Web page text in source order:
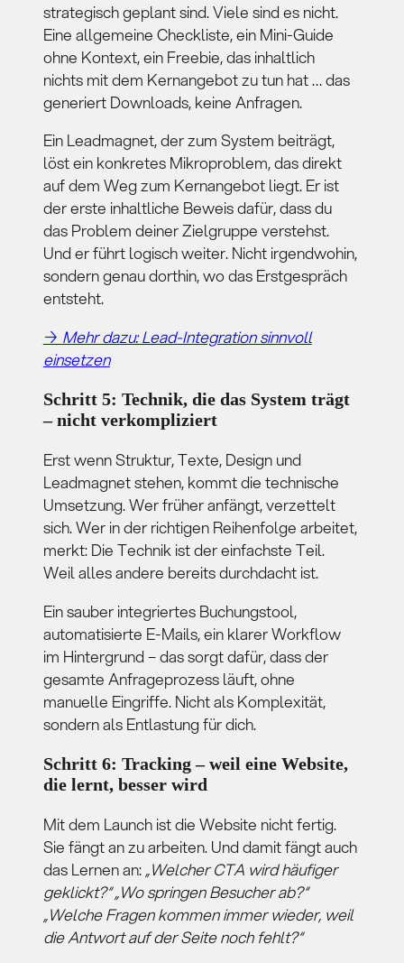
strategisch geplant sind. Viele sind es nicht.
Eine allgemeine Checkliste, ein Mini-Guide
ohne Kontext, ein Freebie, das inhaltlich
nichts mit dem Kernangebot zu tun hat … das
generiert Downloads, keine Anfragen.
Ein Leadmagnet, der zum System beiträgt,
löst ein konkretes Mikroproblem, das direkt
auf dem Weg zum Kernangebot liegt. Er ist
der erste inhaltliche Beweis dafür, dass du
das Problem deiner Zielgruppe verstehst.
Und er führt logisch weiter. Nicht irgendwohin,
sondern genau dorthin, wo das Erstgespräch
entsteht.
→ Mehr dazu: Lead-Integration sinnvoll
einsetzen
Schritt 5: Technik, die das System trägt
– nicht verkompliziert
Erst wenn Struktur, Texte, Design und
Leadmagnet stehen, kommt die technische
Umsetzung. Wer früher anfängt, verzettelt
sich. Wer in der richtigen Reihenfolge arbeitet,
merkt: Die Technik ist der einfachste Teil.
Weil alles andere bereits durchdacht ist.
Ein sauber integriertes Buchungstool,
automatisierte E-Mails, ein klarer Workflow
im Hintergrund – das sorgt dafür, dass der
gesamte Anfrageprozess läuft, ohne
manuelle Eingriffe. Nicht als Komplexität,
sondern als Entlastung für dich.
Schritt 6: Tracking – weil eine Website,
die lernt, besser wird
Mit dem Launch ist die Website nicht fertig.
Sie fängt an zu arbeiten. Und damit fängt auch
das Lernen an:„Welcher CTA wird häufiger
geklickt?“ „Wo springen Besucher ab?“
„Welche Fragen kommen immer wieder, weil
die Antwort auf der Seite noch fehlt?“